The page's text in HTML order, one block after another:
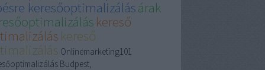
keresőoptimalizálásárak
kereső
kereső
Onlinemarketing101
Budpest,